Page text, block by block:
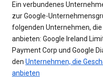
Ein verbundenes
zur Google-
folgenden Unternehmen,
anbieten: Google Ireland
Payment Corp und Google
den Unternehmen, die
anbieten